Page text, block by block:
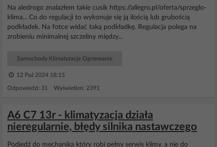
Na aledrogo znalazłem takie cusik https://allegro.pl/oferta/sprzeglo-
klima... Co do regulacji to wykonuje się ją ilością lub grubością
podkładek. Na fotce widać taką podkładkę. Regulacja polega na
zrobieniu minimalnej szczeliny między...
Samochody Klimatyzacje Ogrzewanie
12 Paź 2024 18:15
Odpowiedzi: 31 Wyświetleń: 2391
A6 C7 13r - klimatyzacja działa
nieregularnie, błędy silnika nastawczego
Podjedź do mechanika który robi pełny serwis klimy, a nie do